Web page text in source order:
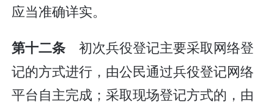
应当准确详实。
第十二条初次兵役登记主要采取网络登
记的方式进行，由公民通过兵役登记网络
平台自主完成；采取现场登记方式的，由